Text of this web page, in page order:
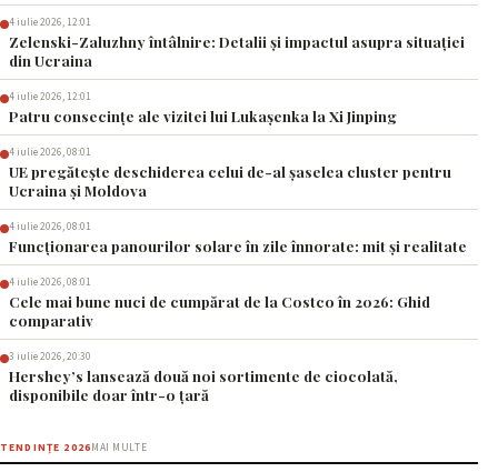
4 iulie 2026, 12:01
Zelenski-Zaluzhny întâlnire: Detalii și impactul asupra situației
din Ucraina
4 iulie 2026, 12:01
Patru consecințe ale vizitei lui Lukașenka la Xi Jinping
4 iulie 2026, 08:01
UE pregătește deschiderea celui de-al șaselea cluster pentru
Ucraina și Moldova
4 iulie 2026, 08:01
Funcționarea panourilor solare în zile înnorate: mit și realitate
4 iulie 2026, 08:01
Cele mai bune nuci de cumpărat de la Costco în 2026: Ghid
comparativ
3 iulie 2026, 20:30
Hershey’s lansează două noi sortimente de ciocolată,
disponibile doar într-o țară
TENDINȚE 2026MAI MULTE